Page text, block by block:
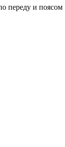
переду и поясом